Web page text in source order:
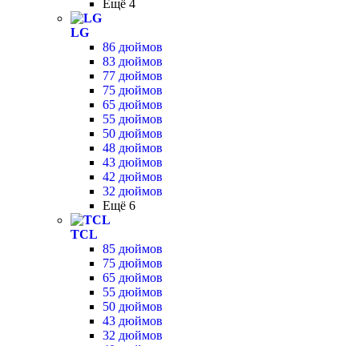
Ещё 4
LG
86 дюймов
83 дюймов
77 дюймов
75 дюймов
65 дюймов
55 дюймов
50 дюймов
48 дюймов
43 дюймов
42 дюймов
32 дюймов
Ещё 6
TCL
85 дюймов
75 дюймов
65 дюймов
55 дюймов
50 дюймов
43 дюймов
32 дюймов